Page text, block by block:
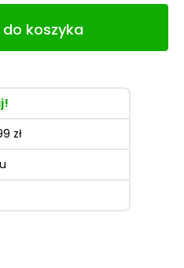
koszyka
zł